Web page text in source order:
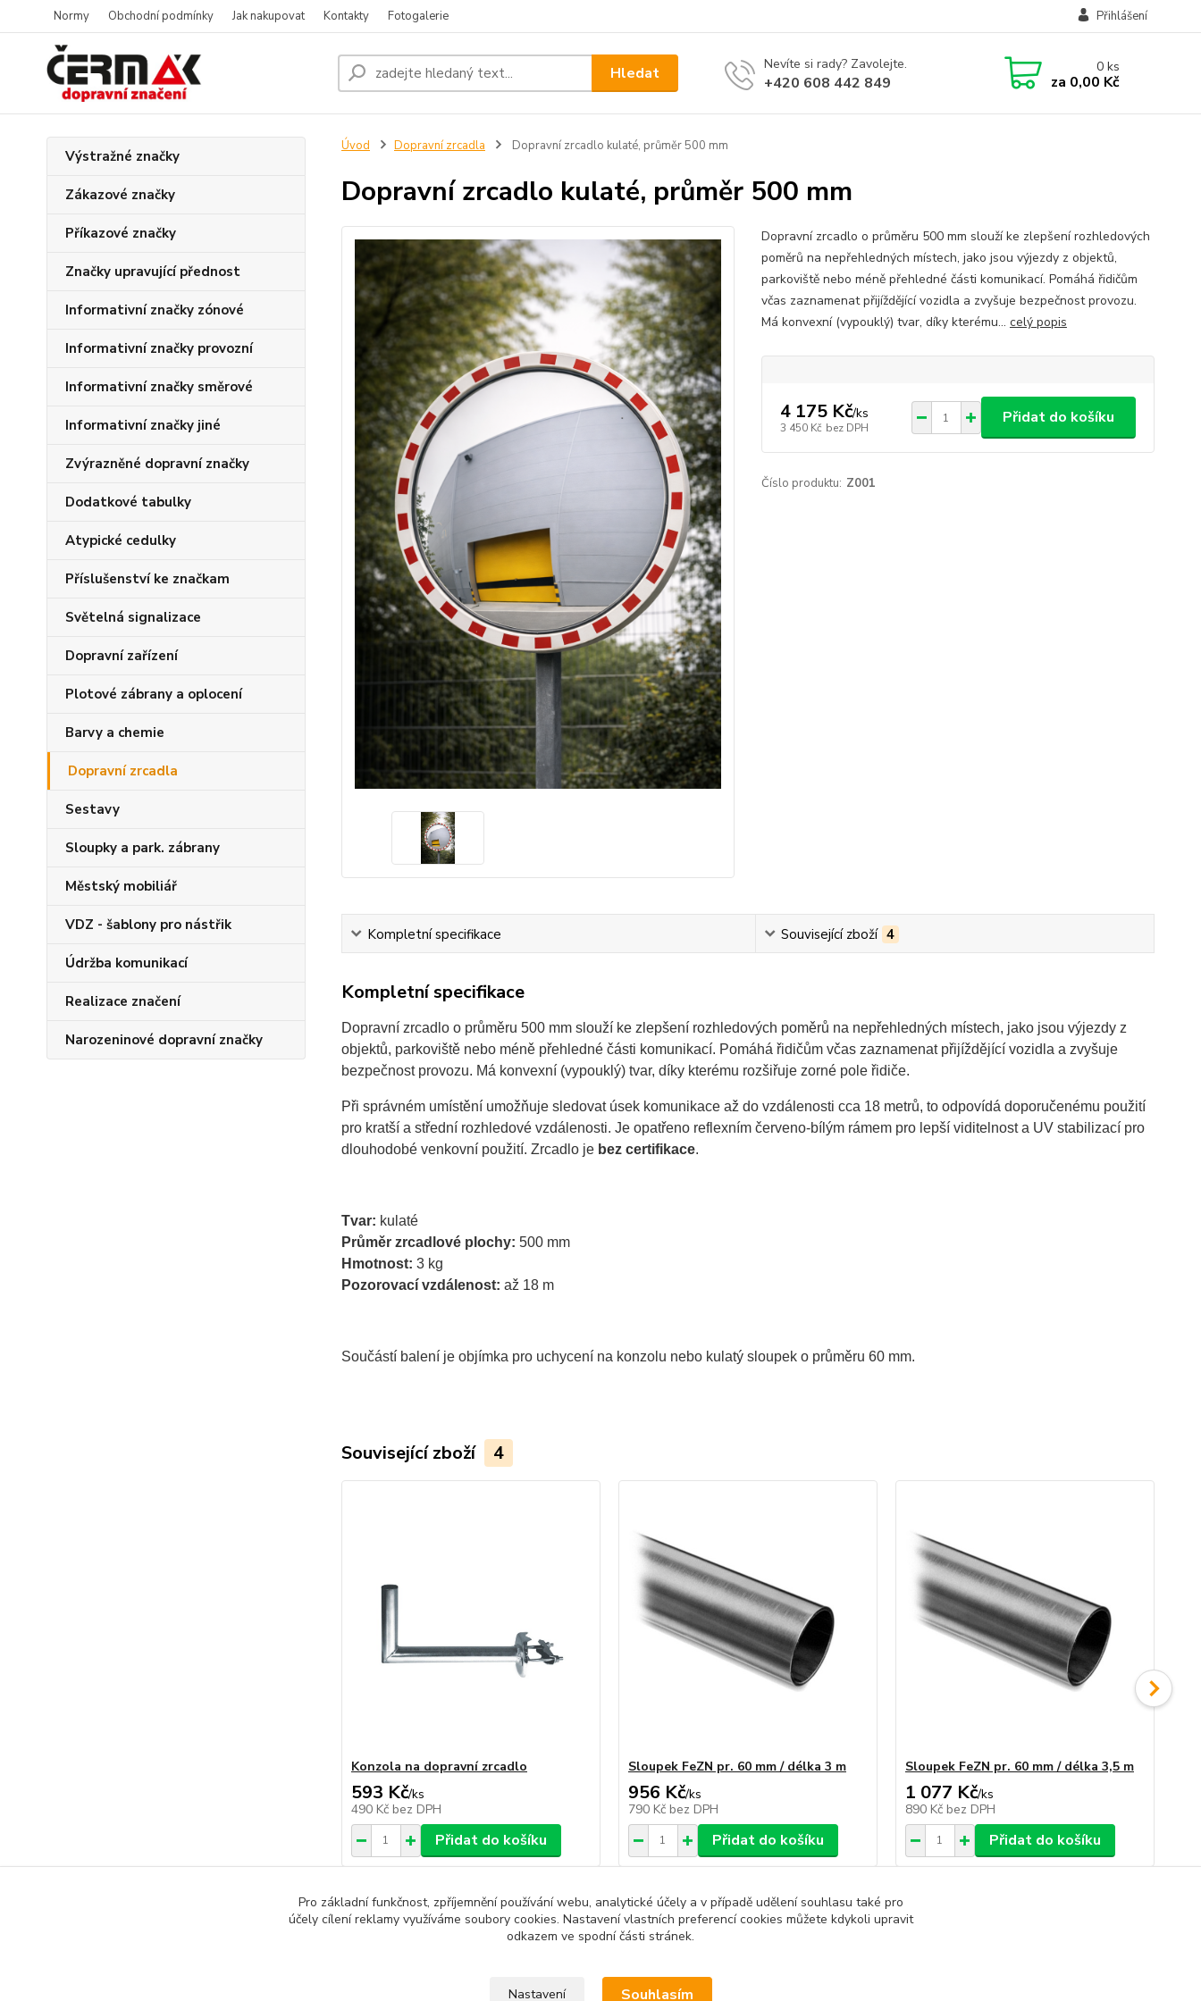
Normy Obchodní podmínky Jak nakupovat Kontakty Fotogalerie Přihlášení
Hledat Nevíte si rady? Zavolejte.
+420 608 442 849
0ks
za 0,00 Kč
Výstražné značky
Zákazové značky
Příkazové značky
Značky upravující přednost
Informativní značky zónové
Informativní značky provozní
Informativní značky směrové
Informativní značky jiné
Zvýrazněné dopravní značky
Dodatkové tabulky
Atypické cedulky
Příslušenství ke značkam
Světelná signalizace
Dopravní zařízení
Plotové zábrany a oplocení
Barvy a chemie
Dopravní zrcadla
Sestavy
Sloupky a park. zábrany
Městský mobiliář
VDZ - šablony pro nástřik
Údržba komunikací
Realizace značení
Narozeninové dopravní značky
Úvod Dopravní zrcadla Dopravní zrcadlo kulaté, průměr 500 mm
Dopravní zrcadlo kulaté, průměr 500 mm
Dopravní zrcadlo o průměru 500 mm slouží ke zlepšení rozhledových
poměrů na nepřehledných místech, jako jsou výjezdy z objektů,
parkoviště nebo méně přehledné části komunikací. Pomáhá řidičům
včas zaznamenat přijíždějící vozidla a zvyšuje bezpečnost provozu.
Má konvexní (vypouklý) tvar, díky kterému... celý popis
4 175 Kč/ks
3 450 Kč bez DPH
Přidat do košíku
Číslo produktu: Z001
Kompletní specifikace Související zboží 4
Kompletní specifikace
Dopravní zrcadlo o průměru 500 mm slouží ke zlepšení rozhledových poměrů na nepřehledných místech, jako jsou výjezdy z
objektů, parkoviště nebo méně přehledné části komunikací. Pomáhá řidičům včas zaznamenat přijíždějící vozidla a zvyšuje
bezpečnost provozu. Má konvexní (vypouklý) tvar, díky kterému rozšiřuje zorné pole řidiče.
Při správném umístění umožňuje sledovat úsek komunikace až do vzdálenosti cca 18 metrů, to odpovídá doporučenému použití
pro kratší a střední rozhledové vzdálenosti. Je opatřeno reflexním červeno-bílým rámem pro lepší viditelnost a UV stabilizací pro
dlouhodobé venkovní použití. Zrcadlo je bez certifikace.
Tvar: kulaté
Průměr zrcadlové plochy: 500 mm
Hmotnost: 3 kg
Pozorovací vzdálenost: až 18 m
Součástí balení je objímka pro uchycení na konzolu nebo kulatý sloupek o průměru 60 mm.
Související zboží 4
Konzola na dopravní zrcadlo
593 Kč/ks
490 Kč bez DPH
Přidat do košíku
Sloupek FeZN pr. 60 mm / délka 3 m
956 Kč/ks
790 Kč bez DPH
Přidat do košíku
Sloupek FeZN pr. 60 mm / délka 3,5 m
1 077 Kč/ks
890 Kč bez DPH
Přidat do košíku
Zboží zařazeno v kategoriích
Pro základní funkčnost, zpříjemnění používání webu, analytické účely a v případě udělení souhlasu také pro
účely cílení reklamy využíváme soubory cookies. Nastavení vlastních preferencí cookies můžete kdykoli upravit
odkazem ve spodní části stránek.
Nastavení Souhlasím